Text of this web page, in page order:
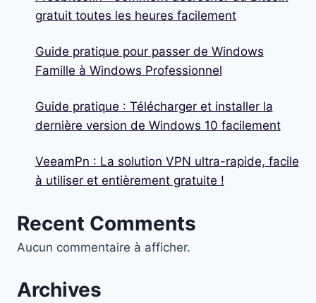
gratuit toutes les heures facilement
Guide pratique pour passer de Windows
Famille à Windows Professionnel
Guide pratique : Télécharger et installer la
dernière version de Windows 10 facilement
VeeamPn : La solution VPN ultra-rapide, facile
à utiliser et entièrement gratuite !
Recent Comments
Aucun commentaire à afficher.
Archives